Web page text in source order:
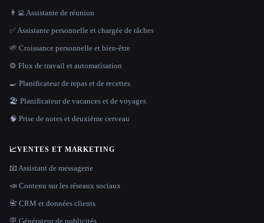
👨‍💻 Assistante de réunion
✅ Assistante personnelle et chargée de tâches
🌱 Croissance personnelle et bien-être
⚙️ Flux de travail et automatisation
🍳 Planificateur de repas et de recettes
🏖 Planificateur de vacances et de voyages
🧠 Prise de notes et deuxième cerveau
📈VENTES ET MARKETING
📧 Assistant de messagerie
📣 Contenu sur les réseaux sociaux
📇 CRM et données clients
🪧 Générateur de publicités